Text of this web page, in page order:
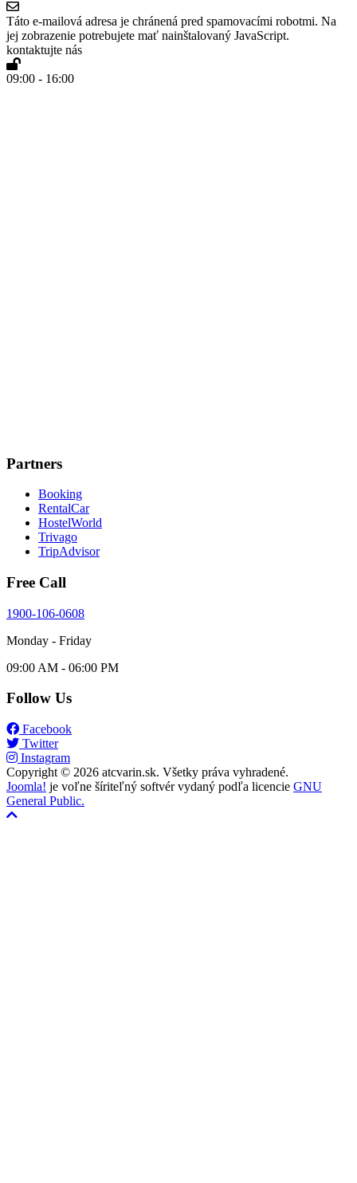
Táto e-mailová adresa je chránená pred spamovacími robotmi. Na
jej zobrazenie potrebujete mať nainštalovaný JavaScript.
kontaktujte nás
09:00 - 16:00
Partners
Booking
RentalCar
HostelWorld
Trivago
TripAdvisor
Free Call
1900-106-0608
Monday - Friday
09:00 AM - 06:00 PM
Follow Us
Facebook
Twitter
Instagram
Copyright © 2026 atcvarin.sk. Všetky práva vyhradené.
Joomla! je voľne šíriteľný softvér vydaný podľa licencie GNU
General Public.